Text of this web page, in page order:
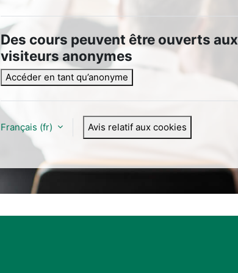
Des cours peuvent être ouverts aux
visiteurs anonymes
Accéder en tant qu’anonyme
Français ‎(fr)‎ Avis relatif aux cookies